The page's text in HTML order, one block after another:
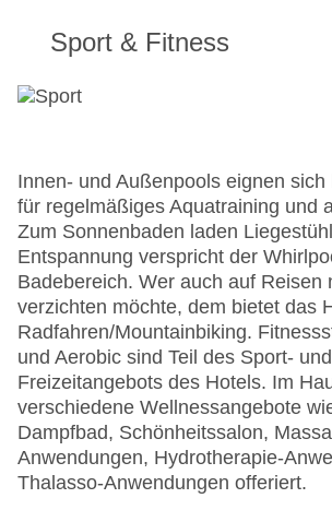
Sport & Fitness
Innen- und Außenpools eignen sich
für regelmäßiges Aquatraining und
Zum Sonnenbaden laden
Entspannung verspricht der
Badebereich. Wer auch auf Reisen
verzichten möchte, dem bietet das
Radfahren/Mountainbiking.
und Aerobic sind Teil des Sport- und
Freizeitangebots des Hotels. Im
verschiedene Wellnessangebote
Dampfbad, Schönheitssalon,
Anwendungen, Hydrotherapie-
Thalasso-Anwendungen offeriert.